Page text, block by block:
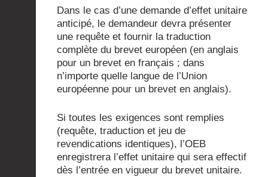
Dans le cas d’une demande d’effet unitaire
anticipé, le demandeur devra présenter
une requête et fournir la traduction
complète du brevet européen (en anglais
pour un brevet en français ; dans
n’importe quelle langue de l’Union
européenne pour un brevet en anglais).
Si toutes les exigences sont remplies
(requête, traduction et jeu de
revendications identiques), l’OEB
enregistrera l’effet unitaire qui sera effectif
dès l’entrée en vigueur du brevet unitaire.